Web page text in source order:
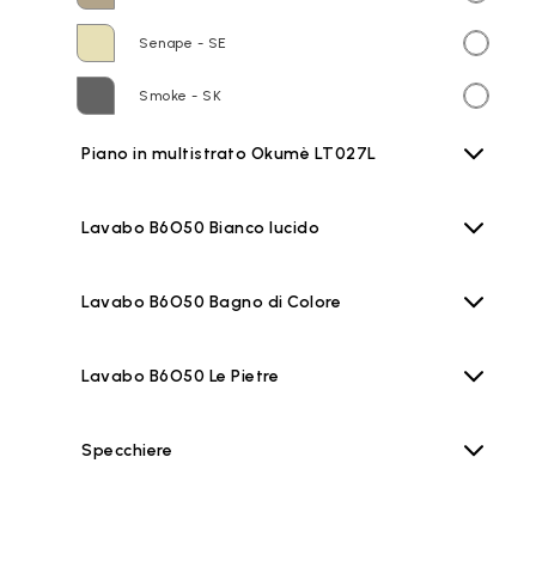
Senape - SE
Smoke - SK
Piano in multistrato Okumè LT027L
Lavabo B6O50 Bianco lucido
Lavabo B6O50 Bagno di Colore
Lavabo B6O50 Le Pietre
Specchiere